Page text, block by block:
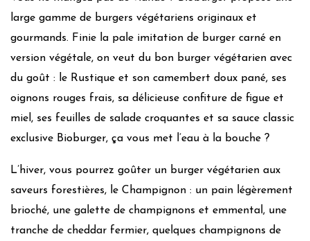
large gamme de burgers végétariens originaux et
gourmands. Finie la pale imitation de burger carné en
version végétale, on veut du bon burger végétarien avec
du goût : le Rustique et son camembert doux pané, ses
oignons rouges frais, sa délicieuse confiture de figue et
miel, ses feuilles de salade croquantes et sa sauce classic
exclusive Bioburger, ça vous met l’eau à la bouche ?
L’hiver, vous pourrez goûter un burger végétarien aux
saveurs forestières, le Champignon : un pain légèrement
brioché, une galette de champignons et emmental, une
tranche de cheddar fermier, quelques champignons de